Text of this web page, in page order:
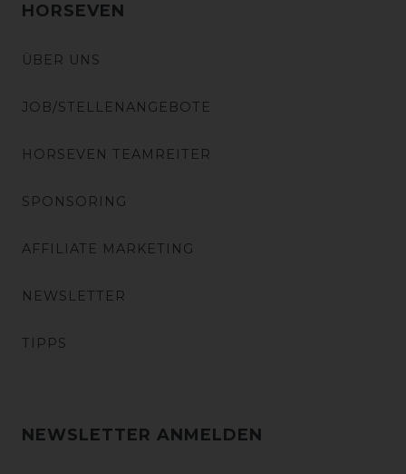
HORSEVEN
ÜBER UNS
JOB/STELLENANGEBOTE
HORSEVEN TEAMREITER
SPONSORING
AFFILIATE MARKETING
NEWSLETTER
TIPPS
NEWSLETTER ANMELDEN